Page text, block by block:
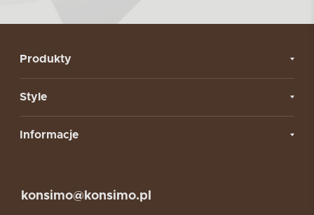
Produkty
Style
Informacje
konsimo@konsimo.pl